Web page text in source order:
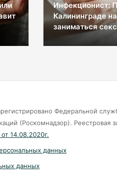
Инфекционист:
Калининграде
заниматься
Федеральной
(Роскомнадзор). Реестровая
14.08.2020г.
данных
данных